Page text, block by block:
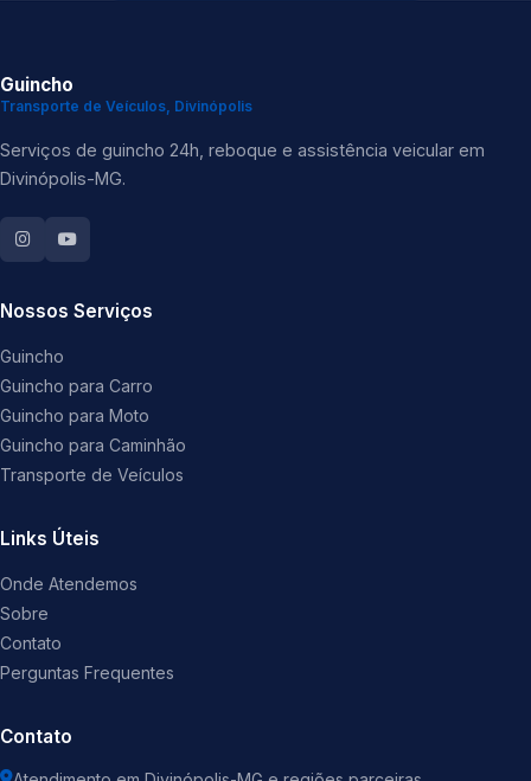
Guincho
Transporte de Veículos, Divinópolis
Serviços de guincho 24h, reboque e assistência veicular em
Divinópolis-MG.
Nossos Serviços
Guincho
Guincho para Carro
Guincho para Moto
Guincho para Caminhão
Transporte de Veículos
Links Úteis
Onde Atendemos
Sobre
Contato
Perguntas Frequentes
Contato